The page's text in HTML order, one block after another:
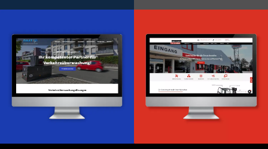
WordPress Entwicklung
Webdesign & -entwicklung